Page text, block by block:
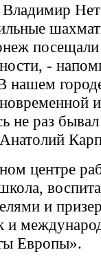
-
нашем
не раз бывал
центре
и
и
Европы».